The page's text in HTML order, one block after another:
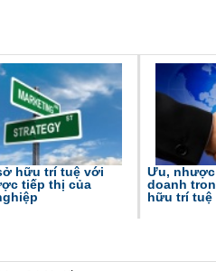
hữu trí tuệ với
tiếp thị của
Ưu,
doanh
hữu trí tuệ